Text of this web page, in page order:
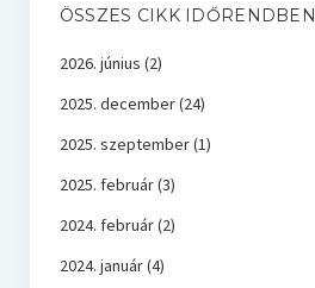
ÖSSZES CIKK IDŐRENDBEN
2026. június (2)
2025. december(24)
2025. szeptember(1)
2025. február(3)
2024. február(2)
2024. január(4)